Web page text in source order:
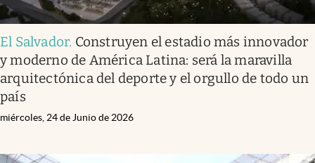
El Salvador. Construyen el estadio más innovador
y moderno de América Latina: será la maravilla
arquitectónica del deporte y el orgullo de todo un
país
miércoles, 24 de Junio de 2026